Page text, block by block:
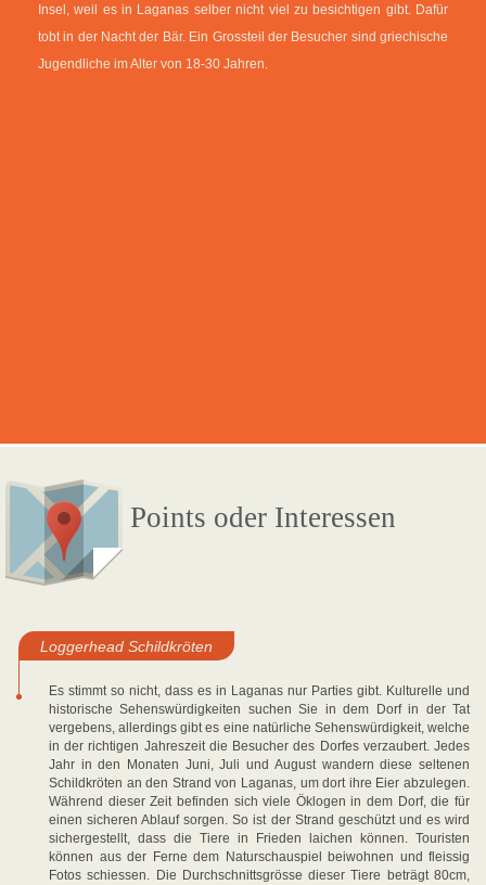
Insel, weil es in Laganas selber nicht viel zu besichtigen gibt. Dafür
tobt in der Nacht der Bär. Ein Grossteil der Besucher sind griechische
Jugendliche im Alter von 18-30 Jahren.
Points oder Interessen
Loggerhead Schildkröten
Es stimmt so nicht, dass es in Laganas nur Parties gibt. Kulturelle und
historische Sehenswürdigkeiten suchen Sie in dem Dorf in der Tat
vergebens, allerdings gibt es eine natürliche Sehenswürdigkeit, welche
in der richtigen Jahreszeit die Besucher des Dorfes verzaubert. Jedes
Jahr in den Monaten Juni, Juli und August wandern diese seltenen
Schildkröten an den Strand von Laganas, um dort ihre Eier abzulegen.
Während dieser Zeit befinden sich viele Öklogen in dem Dorf, die für
einen sicheren Ablauf sorgen. So ist der Strand geschützt und es wird
sichergestellt, dass die Tiere in Frieden laichen können. Touristen
können aus der Ferne dem Naturschauspiel beiwohnen und fleissig
Fotos schiessen. Die Durchschnittsgrösse dieser Tiere beträgt 80cm,